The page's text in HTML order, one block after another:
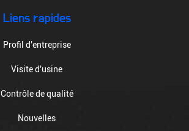
Liens rapides
Profil d'entreprise
Visite d'usine
Contrôle de qualité
Nouvelles